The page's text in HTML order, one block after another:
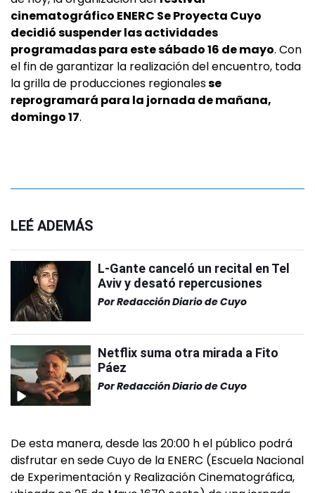
cinematográfico ENERC Se Proyecta Cuyo
decidió suspender las actividades
programadas para este sábado 16 de mayo. Con
el fin de garantizar la realización del encuentro, toda
la grilla de producciones regionalesse
reprogramará para la jornada de mañana,
domingo 17.
LEÉ ADEMÁS
L-Gante canceló un recital en Tel
Aviv y desató repercusiones
PorRedacción Diario de Cuyo
Netflix suma otra mirada a Fito
Páez
PorRedacción Diario de Cuyo
De esta manera, desde las 20:00 h el público podrá
disfrutar en sede Cuyo de la ENERC (Escuela Nacional
de Experimentación y Realización Cinematográfica,